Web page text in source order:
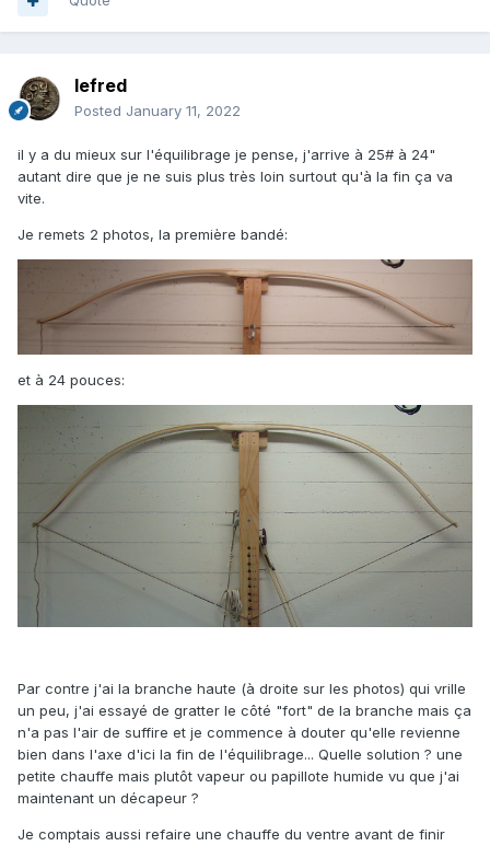
lefred
Posted January 11, 2022
il y a du mieux sur l'équilibrage je pense, j'arrive à 25# à 24"
autant dire que je ne suis plus très loin surtout qu'à la fin ça va
vite.
Je remets 2 photos, la première bandé:
et à 24 pouces:
Par contre j'ai la branche haute (à droite sur les photos) qui vrille
un peu, j'ai essayé de gratter le côté "fort" de la branche mais ça
n'a pas l'air de suffire et je commence à douter qu'elle revienne
bien dans l'axe d'ici la fin de l'équilibrage... Quelle solution ? une
petite chauffe mais plutôt vapeur ou papillote humide vu que j'ai
maintenant un décapeur ?
Je comptais aussi refaire une chauffe du ventre avant de finir